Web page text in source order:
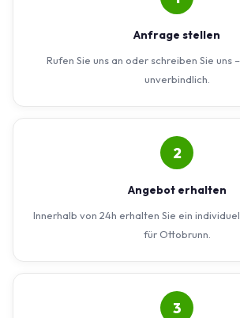
Anfrage stellen
Rufen Sie uns an oder schreiben Sie uns
unverbindlich.
2
Angebot erhalten
Innerhalb von 24h erhalten Sie ein
für Ottobrunn.
3